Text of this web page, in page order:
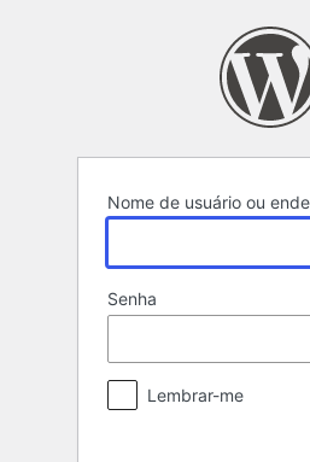
Nome de usuário ou
Senha
Lembrar-me